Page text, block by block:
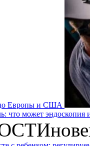
до Европы и США
что может эндоскопия